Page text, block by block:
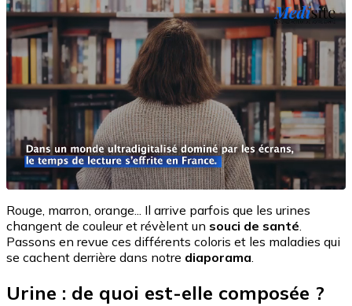
Rouge, marron, orange... Il arrive parfois que les urines
changent de couleur et révèlent un souci de santé.
Passons en revue ces différents coloris et les maladies qui
se cachent derrière dans notre diaporama.
Urine : de quoi est-elle composée ?